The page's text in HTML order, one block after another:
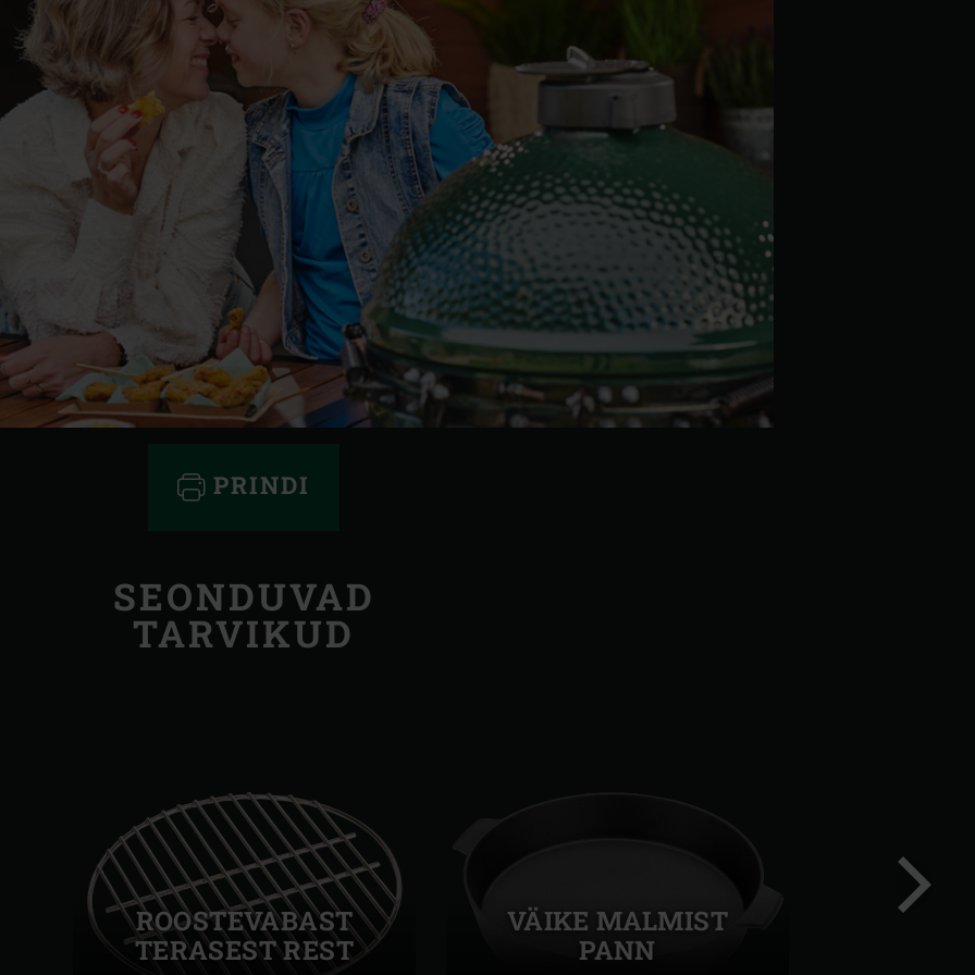
PRINDI
SEONDUVAD
TARVIKUD
ROOSTEVABAST
TERASEST REST
VÄIKE MALMIST
PANN